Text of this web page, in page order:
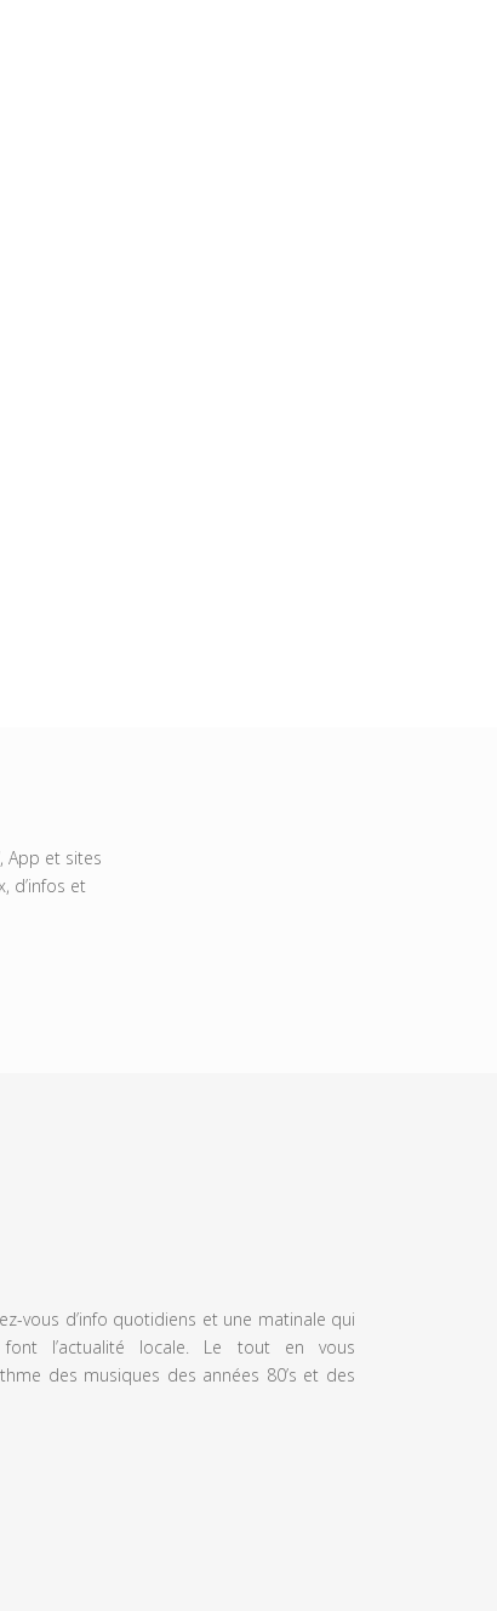
App et sites
d’infos et
vous d’info quotidiens et une matinale qui
l’actualité locale. Le tout en vous
des musiques des années 80’s et des